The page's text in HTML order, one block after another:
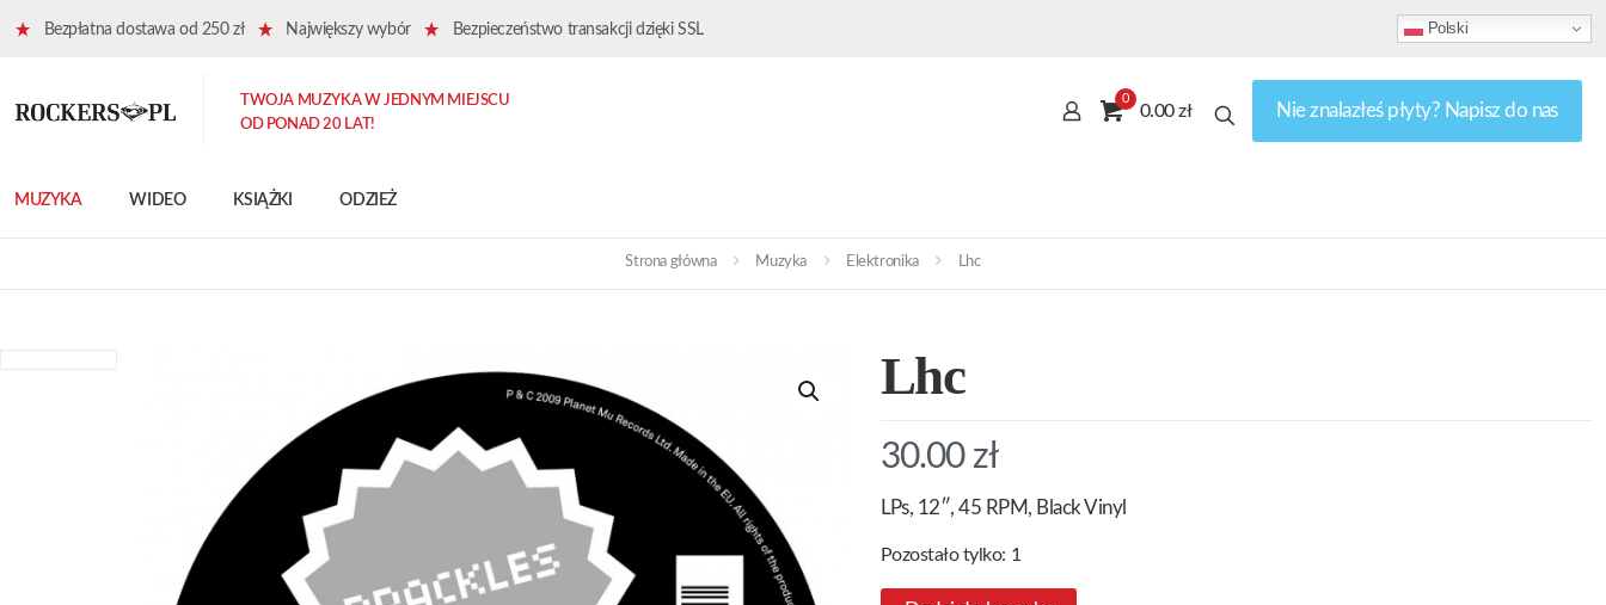
Bezpłatna dostawa od 250 zł Największy wybór Bezpieczeństwo transakcji dzięki SSL Polski
MUZYKA WIDEO KSIĄŻKI ODZIEŻ
TWOJA MUZYKA W JEDNYM MIEJSCU
OD PONAD 20 LAT!
0
0.00 zł Nie znalazłeś płyty? Napisz do nas
Strona główna Muzyka Elektronika Lhc
Lhc
30.00 zł
LPs, 12″, 45 RPM, Black Vinyl
Pozostało tylko: 1